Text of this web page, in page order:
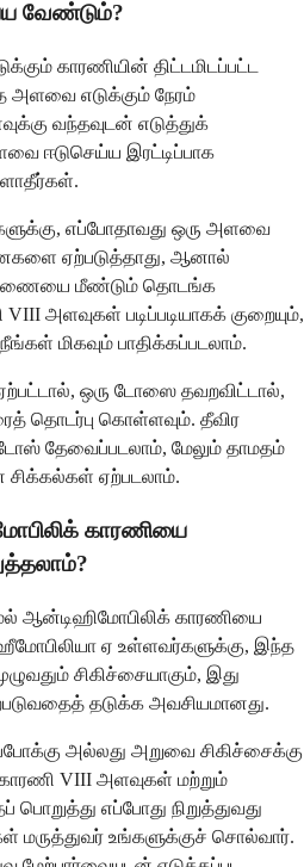
வேண்டும்?
காரணியின் திட்டமிடப்பட்ட
எடுக்கும் நேரம்
வந்தவுடன் எடுத்துக்
ஈடுசெய்ய இரட்டிப்பாக
எப்போதாவது ஒரு அளவை
ஏற்படுத்தாது, ஆனால்
மீண்டும் தொடங்க
அளவுகள் படிப்படியாகக் குறையும்,
மிகவும் பாதிக்கப்படலாம்.
ஒரு டோஸை தவறவிட்டால்,
தொடர்பு கொள்ளவும். தீவிர
தேவைப்படலாம், மேலும் தாமதம்
சிக்கல்கள் ஏற்படலாம்.
காரணியை
ஆன்டிஹிமோபிலிக் காரணியை
ஹீமோபிலியா ஏ உள்ளவர்களுக்கு, இந்த
சிகிச்சையாகும், இது
தடுக்க அவசியமானது.
அல்லது அறுவை சிகிச்சைக்கு
VIII அளவுகள் மற்றும்
எப்போது நிறுத்துவது
மருத்துவர் உங்களுக்குச் சொல்வார்.